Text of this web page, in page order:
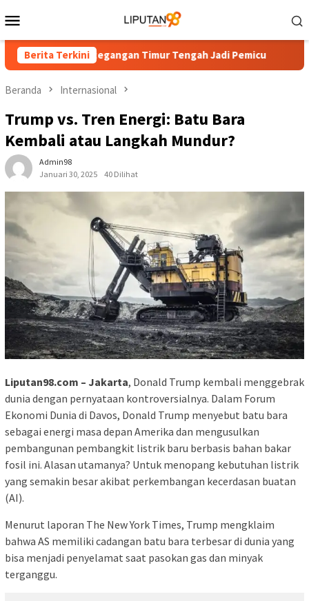
ke
Mobile
Berita Terkini
AS, Ketegangan Timur Tengah Jadi Pemicu
Beranda Internasional
Trump vs. Tren Energi: Batu Bara
Kembali atau Langkah Mundur?
Admin98
Januari 30, 2025
40 Dilihat
Liputan98.com – Jakarta, Donald Trump kembali menggebrak
dunia dengan pernyataan kontroversialnya. Dalam Forum
Ekonomi Dunia di Davos, Donald Trump menyebut batu bara
sebagai energi masa depan Amerika dan mengusulkan
pembangunan pembangkit listrik baru berbasis bahan bakar
fosil ini. Alasan utamanya? Untuk menopang kebutuhan listrik
yang semakin besar akibat perkembangan kecerdasan buatan
(AI).
Menurut laporan The New York Times, Trump mengklaim
bahwa AS memiliki cadangan batu bara terbesar di dunia yang
bisa menjadi penyelamat saat pasokan gas dan minyak
terganggu.